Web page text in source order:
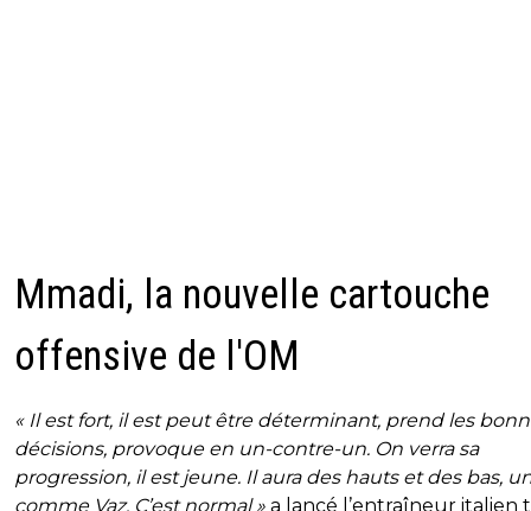
Mmadi, la nouvelle cartouche
offensive de l'OM
« Il est fort, il est peut être déterminant, prend les
décisions, provoque en un-contre-un. On verra sa
progression, il est jeune. Il aura des hauts et des bas,
comme Vaz. C’est normal » a lancé l’entraîneur italien